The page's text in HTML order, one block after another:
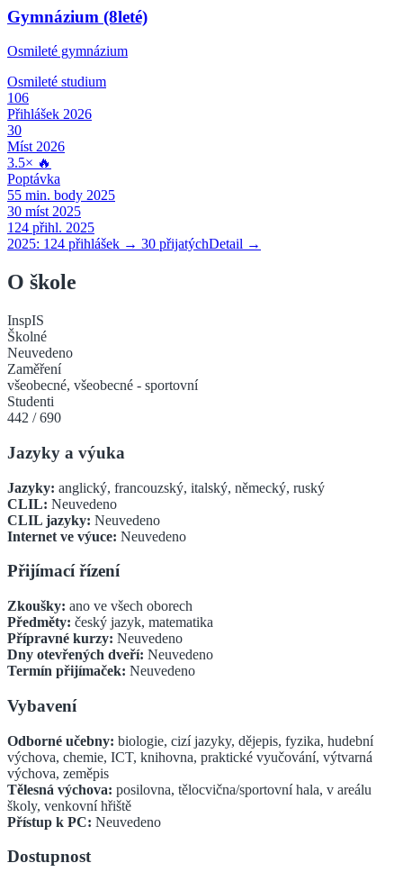
Gymnázium (8leté)
Osmileté gymnázium
Osmileté studium
106
Přihlášek 2026
30
Míst 2026
3.5× 🔥
Poptávka
55 min. body 2025
30 míst 2025
124 přihl. 2025
2025: 124 přihlášek → 30 přijatýchDetail →
O škole
InspIS
Školné
Neuvedeno
Zaměření
všeobecné, všeobecné - sportovní
Studenti
442 /690
Jazyky a výuka
Jazyky: anglický, francouzský, italský, německý, ruský
CLIL: Neuvedeno
CLIL jazyky: Neuvedeno
Internet ve výuce: Neuvedeno
Přijímací řízení
Zkoušky: ano ve všech oborech
Předměty: český jazyk, matematika
Přípravné kurzy: Neuvedeno
Dny otevřených dveří: Neuvedeno
Termín přijímaček: Neuvedeno
Vybavení
Odborné učebny: biologie, cizí jazyky, dějepis, fyzika, hudební
výchova, chemie, ICT, knihovna, praktické vyučování, výtvarná
výchova, zeměpis
Tělesná výchova: posilovna, tělocvična/sportovní hala, v areálu
školy, venkovní hřiště
Přístup k PC: Neuvedeno
Dostupnost